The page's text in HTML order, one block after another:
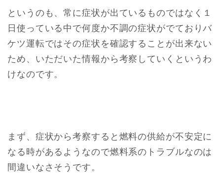
というのも、常に症状が出ているものではなく１
日使っている中で何度か不調の症状がでておりバ
ケツ運転ではその症状を確認することが出来ない
ため、いただいた情報から考察していくというわ
けなのです。
まず、症状から考察すると燃料の供給が不安定に
なる時があるようなので燃料系のトラブルなのは
間違いなさそうです。